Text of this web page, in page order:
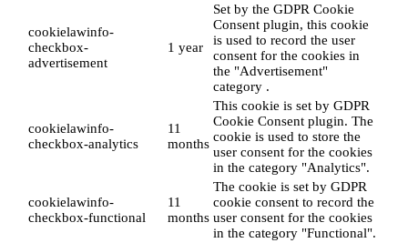
cookielawinfo-
checkbox-
advertisement
1 year
Set by the GDPR Cookie
Consent plugin, this cookie
is used to record the user
consent for the cookies in
the "Advertisement"
category .
cookielawinfo-
checkbox-analytics
11
months
This cookie is set by GDPR
Cookie Consent plugin. The
cookie is used to store the
user consent for the cookies
in the category "Analytics".
cookielawinfo-
checkbox-functional
11
months
The cookie is set by GDPR
cookie consent to record the
user consent for the cookies
in the category "Functional".